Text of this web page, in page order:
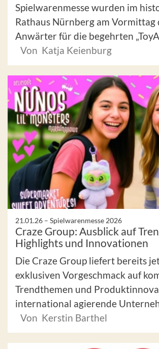
Spielwarenmesse wurden im
Rathaus Nürnberg am Vormittag
Anwärter für die begehrten
Von Katja Keienburg
21.01.26 – Spielwarenmesse 2026
Craze Group: Ausblick auf
Highlights und Innovationen
Die Craze Group liefert bereits
exklusiven Vorgeschmack auf
Trendthemen und
international agierende
Von Kerstin Barthel